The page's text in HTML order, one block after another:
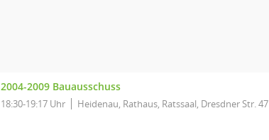
2004-2009 Bauausschuss
18:30-19:17 Uhr Heidenau, Rathaus, Ratssaal, Dresdner Str. 47